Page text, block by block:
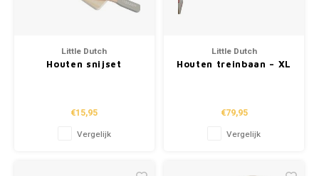
Little Dutch
Houten snijset
€15,95
Vergelijk
Little Dutch
Houten treinbaan – XL
€79,95
Vergelijk